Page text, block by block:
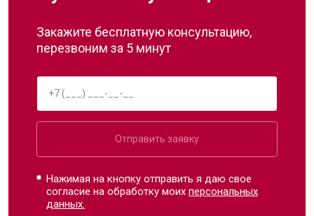
Закажите бесплатную консультацию,
перезвоним за 5 минут
Отправить заявку
Нажимая на кнопку отправить я даю свое
согласие на обработку моихперсональных
данных.